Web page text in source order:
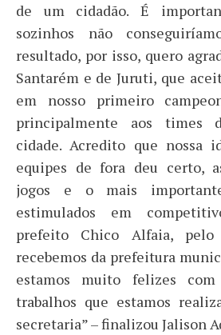
de um cidadão. É
sozinhos não
resultado, por isso, quero
Santarém e de Juruti, que
em nosso primeiro
principalmente aos times
cidade. Acredito que nossa
equipes de fora deu certo,
jogos e o mais
estimulados em
prefeito Chico Alfaia,
recebemos da prefeitura
estamos muito felizes
trabalhos que estamos
secretaria” – finalizou Jalison